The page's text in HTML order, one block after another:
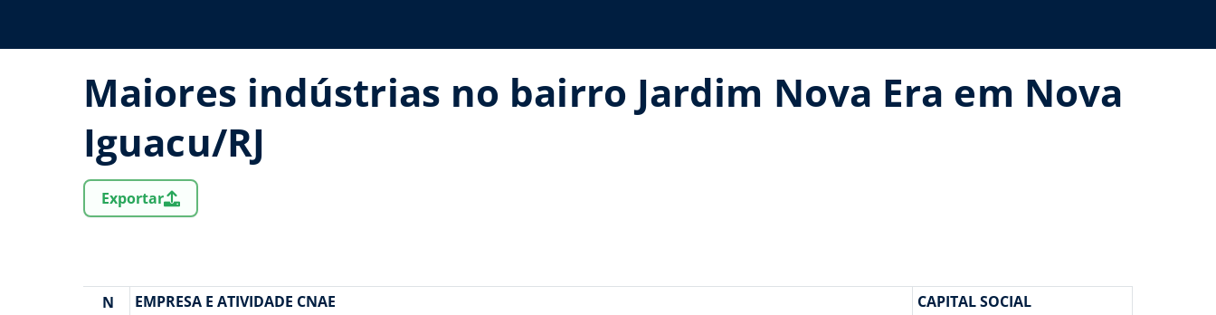
Maiores indústrias no bairro Jardim Nova Era em Nova
Iguacu/RJ
Exportar
N EMPRESA E ATIVIDADE CNAE
CAPITAL SOCIAL